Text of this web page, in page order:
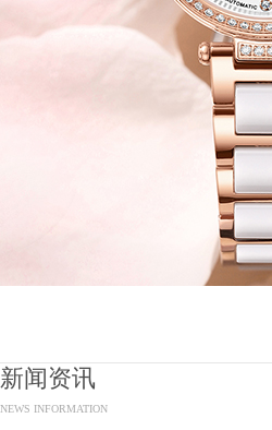
新闻资讯
NEWS INFORMATION